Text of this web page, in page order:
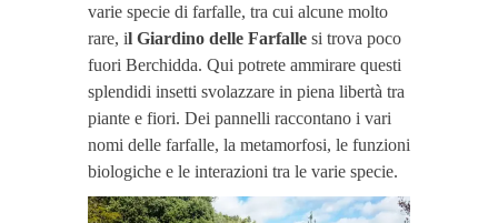
varie specie di farfalle, tra cui alcune molto
rare, il Giardino delle Farfalle si trova poco
fuori Berchidda. Qui potrete ammirare questi
splendidi insetti svolazzare in piena libertà tra
piante e fiori. Dei pannelli raccontano i vari
nomi delle farfalle, la metamorfosi, le funzioni
biologiche e le interazioni tra le varie specie.